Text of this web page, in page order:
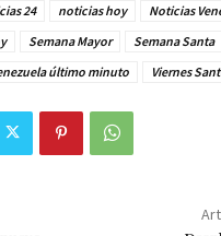
24 noticias hoy
Noticias
Semana Mayor
Semana Santa
último minuto Viernes